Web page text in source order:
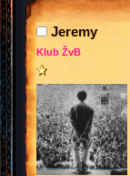
Jeremy
Klub ŽvB